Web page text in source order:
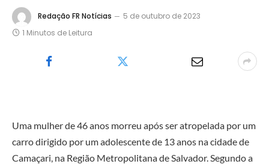
Redação FR Notícias
5 de outubro de 2023
1 Minutos de Leitura
Uma mulher de 46 anos morreu após ser atropelada por um
carro dirigido por um adolescente de 13 anos na cidade de
Camaçari, na Região Metropolitana de Salvador. Segundo a